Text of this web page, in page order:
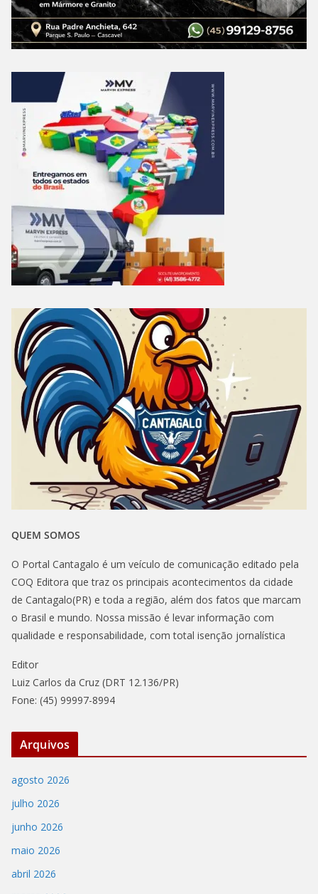
QUEM SOMOS
O Portal Cantagalo é um veículo de comunicação editado pela
COQ Editora que traz os principais acontecimentos da cidade
de Cantagalo(PR) e toda a região, além dos fatos que marcam
o Brasil e mundo. Nossa missão é levar informação com
qualidade e responsabilidade, com total isenção jornalística
Editor
Luiz Carlos da Cruz (DRT 12.136/PR)
Fone: (45) 99997-8994
Arquivos
agosto 2026
julho 2026
junho 2026
maio 2026
abril 2026